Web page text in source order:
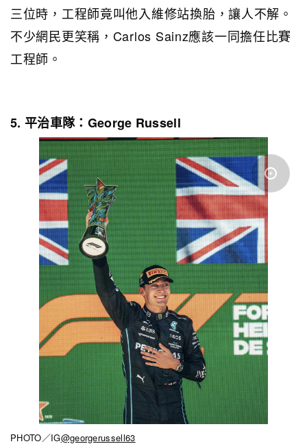
三位時，工程師竟叫他入維修站換胎，讓人不解。
不少網民更笑稱，Carlos Sainz應該一同擔任比賽
工程師。
5. 平治車隊：George Russell
PHOTO／IG@georgerussell63